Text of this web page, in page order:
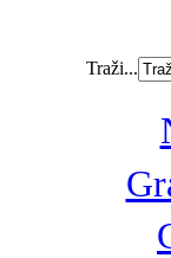
Traži...